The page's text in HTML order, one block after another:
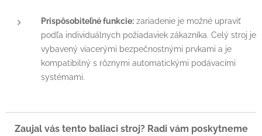
Prispôsobiteľné funkcie: zariadenie je možné upraviť
podľa individuálnych požiadaviek zákazníka. Celý stroj je
vybavený viacerými bezpečnostnými prvkami a je
kompatibilný s rôznymi automatickými podávacími
systémami.
Zaujal vás tento baliaci stroj? Radi vám poskytneme